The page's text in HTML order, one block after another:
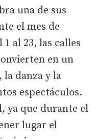
una de sus
el mes de
al 23, las calles
en un
la danza y la
espectáculos.
ya que durante el
lugar el